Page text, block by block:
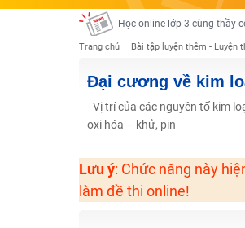
Học online lớp 3 cùng thầy
Học online lớp 2 với thầy cô
2K6! Lộ Trình Sun 2024 -
Hot! Lễ hội đồng giá 449K
Khuyến Mãi Khoá Học 1K
Khai giảng các khóa lớp 9
Khai giảng khóa Ngữ văn 7
Trang chủ Bài tập luyện thêm - Luyện
Đại cương về kim
- Vị trí của các nguyên tố kim
oxi hóa – khử, pin
Lưu ý: Chức năng này
làm đề thi online!